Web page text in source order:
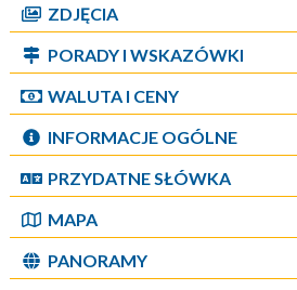
ZDJĘCIA
PORADY I WSKAZÓWKI
WALUTA I CENY
INFORMACJE OGÓLNE
PRZYDATNE SŁÓWKA
MAPA
PANORAMY